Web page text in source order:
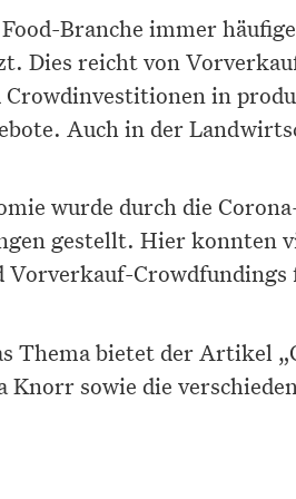
Branche immer
Dies reicht von
in
Auch in der
wurde durch die
gestellt. Hier konnten
Vorverkauf-
Thema bietet der Artikel
Knorr sowie die